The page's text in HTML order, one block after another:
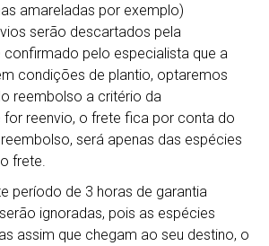
amareladas por exemplo)
serão descartados pela
confirmado pelo especialista que a
condições de plantio, optaremos
reembolso a critério da
for reenvio, o frete fica por conta do
será apenas das espécies
frete.
período de 3 horas de garantia
ignoradas, pois as espécies
assim que chegam ao seu destino, o